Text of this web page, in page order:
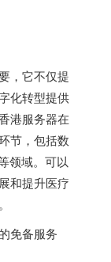
，它不仅提
化转型提供
港服务器在
节，包括数
领域。可以
和提升医疗
免备服务